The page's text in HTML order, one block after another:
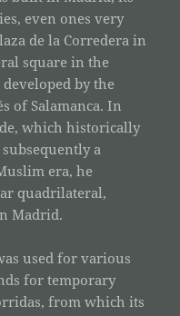
even ones very
de la Corredera in
square in the
by the
of Salamanca. In
which historically
a
era, he
quadrilateral,
Madrid.
used for various
for temporary
from which its